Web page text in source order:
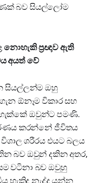
බව සියල්ලෝම
ප්‍රඥාව ඇති
අයත් වේ
සියල්ලන්ම ඔහු
ඕනෑම විකාර සහ
ඔවුන්ට පමණි.
කරන්නේ ජීවිතය
ශරීරය එයට බලය
බව ඔවුන් දකින අතර,
වටිනා බව ඔවුහු
හැකිද නැද්ද යන්න